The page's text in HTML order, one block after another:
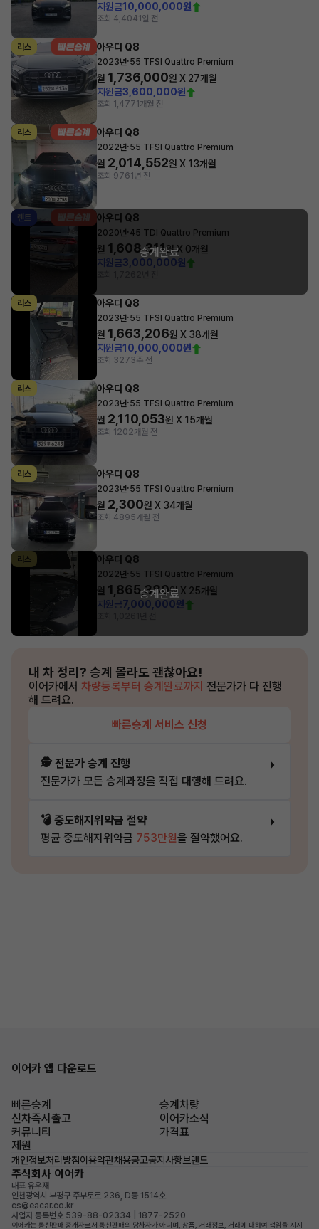
지원금10,000,000원
조회 4,4041일 전
리스 아우디 Q8
2023년·55 TFSI Quattro Premium
월 1,736,000원 X 27개월
지원금3,600,000원
조회 1,4771개월 전
리스 아우디 Q8
2022년·55 TFSI Quattro Premium
월 2,014,552원 X 13개월
조회 9761년 전
렌트 아우디 Q8
2020년· 45 TDI Quattro Premium
월 1,608,311원 X 0개월
지원금3,000,000원
승계완료
리스 아우디 Q8
2023년·55 TFSI Quattro Premium
월 1,663,206원 X 38개월
지원금10,000,000원
조회 3273주 전
리스 아우디 Q8
2023년·55 TFSI Quattro Premium
월 2,110,053원 X 15개월
조회 1202개월 전
리스 아우디 Q8
2023년·55 TFSI Quattro Premium
월 2,300원 X 34개월
조회 4895개월 전
리스 아우디 Q8
2022년· 55 TFSI Quattro Premium
월 1,865,380원 X 25개월
지원금7,000,000원
승계완료
내 차 정리? 승계 몰라도 괜찮아요!
이어카에서 차량등록부터 승계완료까지 전문가가 다 진행
해 드려요.
빠른승계 서비스 신청
🕵️ 전문가 승계 진행
전문가가 모든 승계과정을 직접 대행해 드려요.
💣 중도해지위약금 절약
평균 중도해지위약금 753만원을 절약했어요.
이어카 앱 다운로드
빠른승계
승계차량
신차즉시출고
이어카소식
커뮤니티
가격표
제원
개인정보처리방침이용약관채용공고공지사항브랜드
주식회사 이어카
대표 유우재
인천광역시 부평구 주부토로 236, D동 1514호
cs@eacar.co.kr
사업자 등록번호 539-88-02334 | 1877-2520
이어카는 통신판매 중개자로서 통신판매의 당사자가 아니며, 상품, 거래정보, 거래에 대하여 책임을 지지